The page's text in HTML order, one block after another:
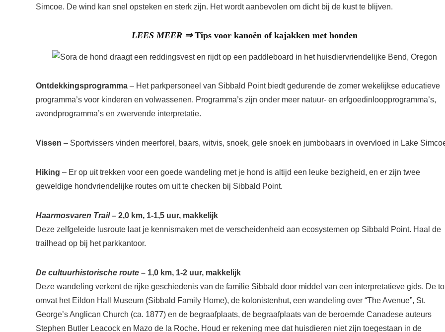
Simcoe. De wind kan snel opsteken en sterk zijn. Het wordt aanbevolen om dicht bij de kust te blijven.
LEES MEER ⇒Tips voor kanoën of kajakken met honden
Ontdekkingsprogramma – Het parkpersoneel van Sibbald Point biedt gedurende de zomer wekelijkse educatieve
programma’s voor kinderen en volwassenen. Programma’s zijn onder meer natuur- en erfgoedinloopprogramma’s,
avondprogramma’s en zwervende interpretatie.
Vissen – Sportvissers vinden meerforel, baars, witvis, snoek, gele snoek en jumbobaars in overvloed in Lake
Hiking – Er op uit trekken voor een goede wandeling met je hond is altijd een leuke bezigheid, en er zijn twee
geweldige hondvriendelijke routes om uit te checken bij Sibbald Point.
Haarmosvaren Trail– 2,0 km, 1-1,5 uur, makkelijk
Deze zelfgeleide lusroute laat je kennismaken met de verscheidenheid aan ecosystemen op Sibbald Point. Haal de
trailhead op bij het parkkantoor.
De cultuurhistorische route – 1,0 km, 1-2 uur, makkelijk
Deze wandeling verkent de rijke geschiedenis van de familie Sibbald door middel van een interpretatieve gids. De
omvat het Eildon Hall Museum (Sibbald Family Home), de kolonistenhut, een wandeling over “The Avenue”, St.
George’s Anglican Church (ca. 1877) en de begraafplaats, de begraafplaats van de beroemde Canadese auteurs
Stephen Butler Leacock en Mazo de la Roche. Houd er rekening mee dat huisdieren niet zijn toegestaan ​​in de